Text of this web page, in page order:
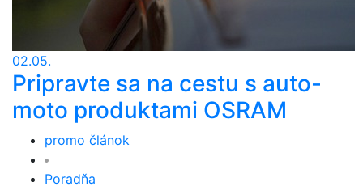
02.05.
Pripravte sa na cestu s auto-
moto produktami OSRAM
promo článok
Poradňa